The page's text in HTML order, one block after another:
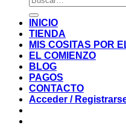
INICIO
TIENDA
MIS COSITAS POR
EL COMIENZO
BLOG
PAGOS
CONTACTO
Acceder /